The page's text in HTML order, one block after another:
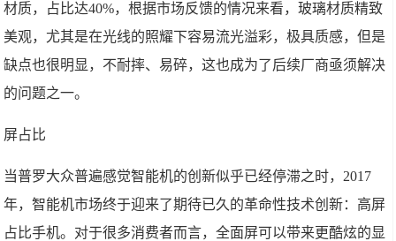
材质，占比达40%，根据市场反馈的情况来看，玻璃材质精致
美观，尤其是在光线的照耀下容易流光溢彩，极具质感，但是
缺点也很明显，不耐摔、易碎，这也成为了后续厂商亟须解决
的问题之一。
屏占比
当普罗大众普遍感觉智能机的创新似乎已经停滞之时，2017
年，智能机市场终于迎来了期待已久的革命性技术创新：高屏
占比手机。对于很多消费者而言，全面屏可以带来更酷炫的显